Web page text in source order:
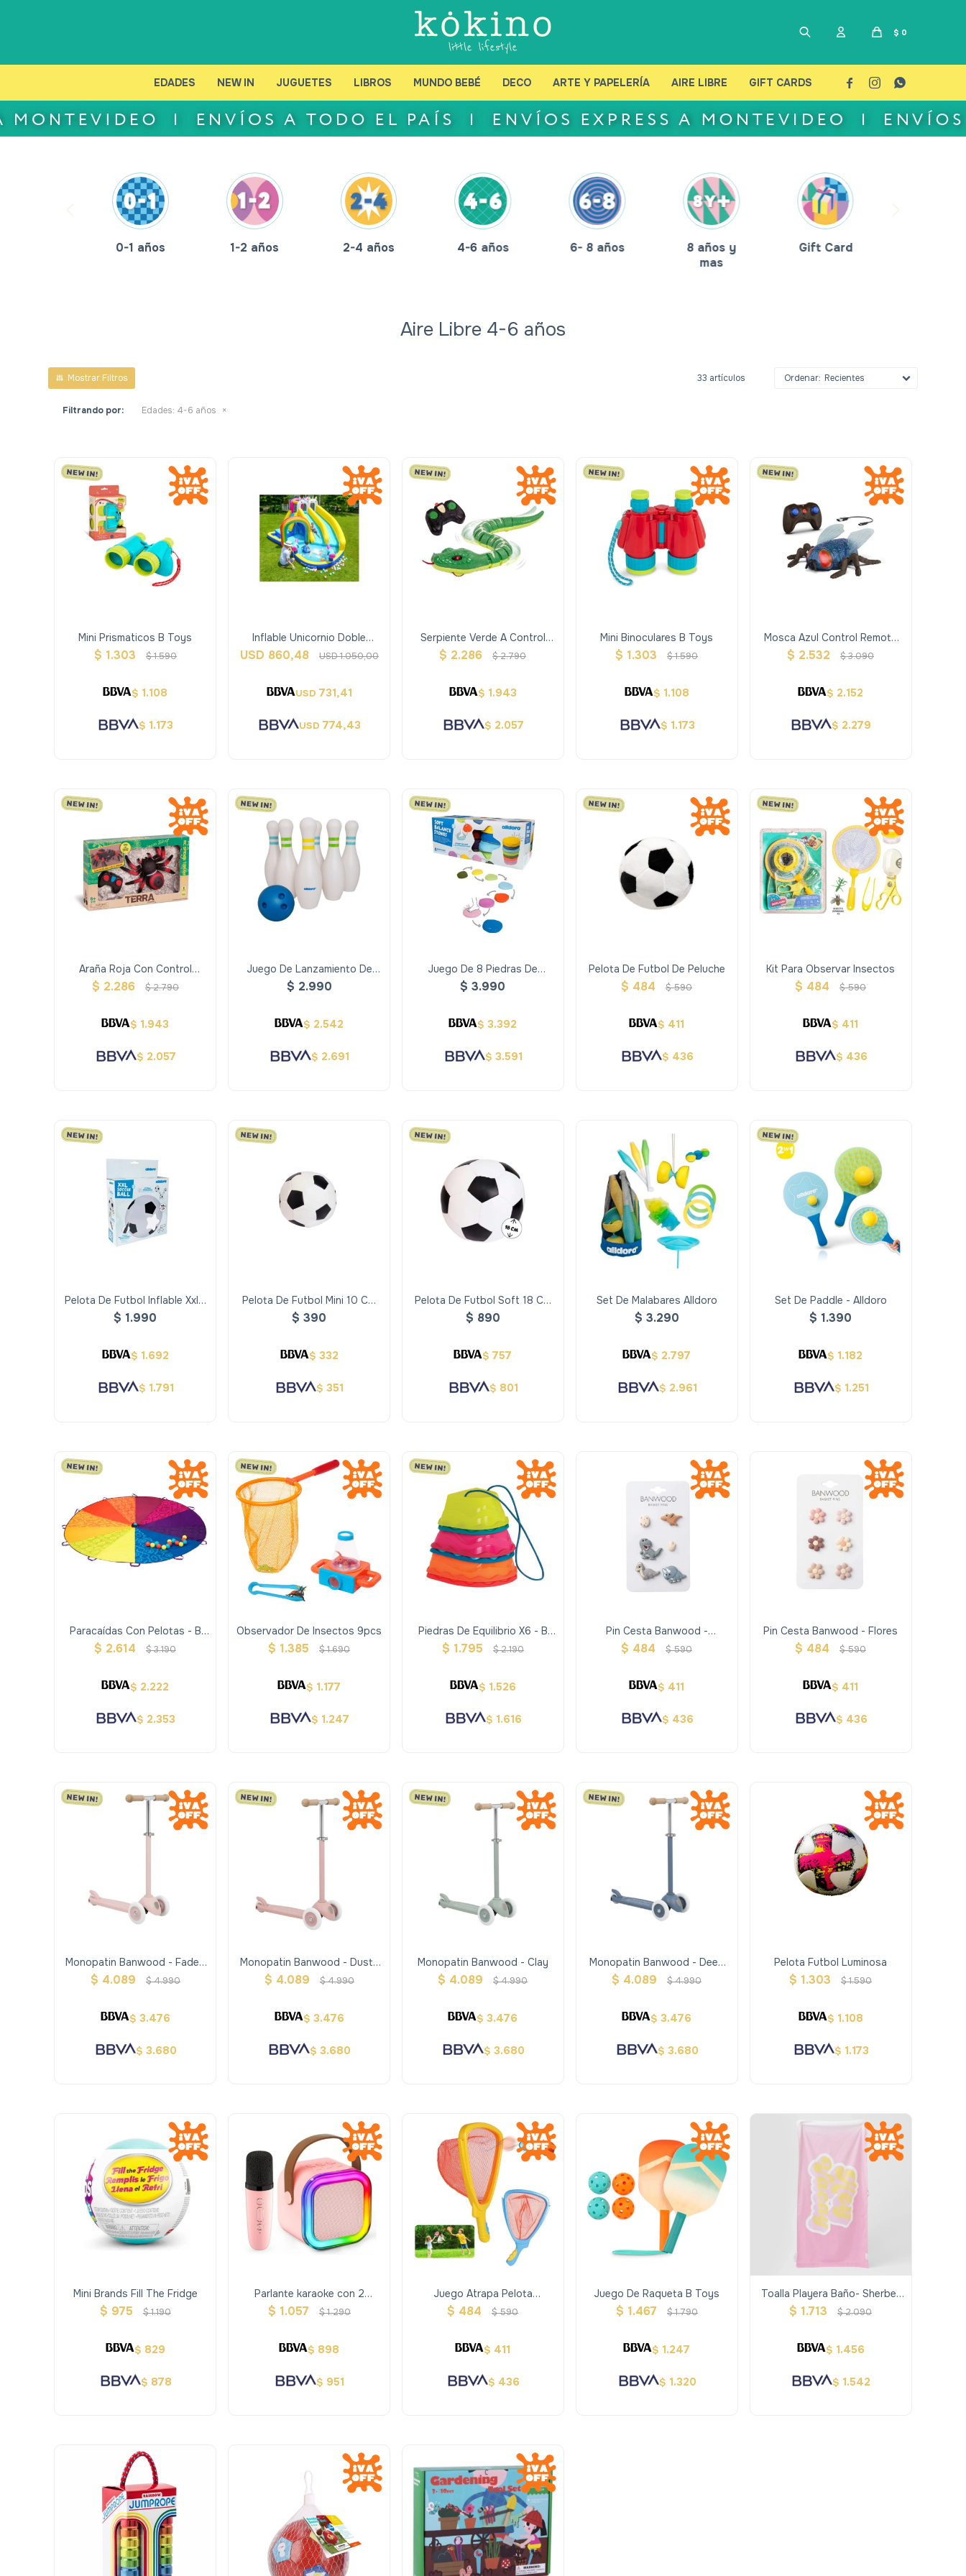
EDADES NEW IN JUGUETES LIBROS MUNDO BEBÉ DECO ARTE Y PAPELERÍA AIRE LIBRE GIFT CARDS
$ 0
  
0-1 años 1-2 años 2-4 años 4-6 años 6- 8 años
8 años y
mas
Gift Card
Aire Libre 4-6 años
33 artículos Recientes
Filtrando por: Edades: 4-6 años
Mini Prismaticos B Toys
$ 1.303 $1.590
$ 1.108
$ 1.173
Inflable Unicornio Doble
Tobogan - Acuatico
USD 860,48 USD1.050,00
USD 731,41
USD 774,43
Serpiente Verde A Control
Remoto Terra
$ 2.286 $2.790
$ 1.943
$ 2.057
Mini Binoculares B Toys
$ 1.303 $1.590
$ 1.108
$ 1.173
Mosca Azul Control Remoto
Terra
$ 2.532 $3.090
$ 2.152
$ 2.279
Araña Roja Con Control
Remoto Terra
$ 2.286 $2.790
$ 1.943
$ 2.057
Juego De Lanzamiento De
Bolos Xxl - Alldoro
$ 2.990
$ 2.542
$ 2.691
Juego De 8 Piedras De
Equilibrio Alldoro
$ 3.990
$ 3.392
$ 3.591
Pelota De Futbol De Peluche
$ 484 $ 590
$ 411
$ 436
Kit Para Observar Insectos
$ 484 $ 590
$ 411
$ 436
Pelota De Futbol Inflable Xxl -
Alldoro
$ 1.990
$ 1.692
$ 1.791
Pelota De Futbol Mini 10 Cm
Color Blanco Y Negro - Alldoro
$ 390
$ 332
$ 351
Pelota De Futbol Soft 18 Cm
Color Blanco Y Negro - Alldoro
$ 890
$ 757
$ 801
Set De Malabares Alldoro
$ 3.290
$ 2.797
$ 2.961
Set De Paddle - Alldoro
$ 1.390
$ 1.182
$ 1.251
Paracaídas Con Pelotas - B
Toys
$ 2.614 $3.190
$ 2.222
$ 2.353
Observador De Insectos 9pcs
$ 1.385 $1.690
$ 1.177
$ 1.247
Piedras De Equilibrio X6 - B
Toys
$ 1.795 $2.190
$ 1.526
$ 1.616
Pin Cesta Banwood -
Dinosaurios
$ 484 $ 590
$ 411
$ 436
Pin Cesta Banwood - Flores
$ 484 $ 590
$ 411
$ 436
Monopatin Banwood - Faded
Pink
$ 4.089 $4.990
$ 3.476
$ 3.680
Monopatin Banwood - Dusty
Rose
$ 4.089 $4.990
$ 3.476
$ 3.680
Monopatin Banwood - Clay
$ 4.089 $4.990
$ 3.476
$ 3.680
Monopatin Banwood - Deep
Sea
$ 4.089 $4.990
$ 3.476
$ 3.680
Pelota Futbol Luminosa
$ 1.303 $1.590
$ 1.108
$ 1.173
Mini Brands Fill The Fridge
$ 975 $1.190
$ 829
$ 878
Parlante karaoke con 2
microfonos - Rosado
$ 1.057 $1.290
$ 898
$ 951
Juego Atrapa Pelota
Interactivo
$ 484 $ 590
$ 411
$ 436
Juego De Raqueta B Toys
$ 1.467 $1.790
$ 1.247
$ 1.320
Toalla Playera Baño- Sherbet
Bubblegum Pink
$ 1.713 $2.090
$ 1.456
$ 1.542